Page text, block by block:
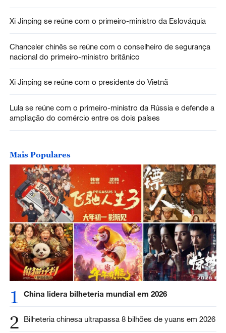
Xi Jinping se reúne com o primeiro-ministro da Eslováquia
Chanceler chinês se reúne com o conselheiro de segurança
nacional do primeiro-ministro britânico
Xi Jinping se reúne com o presidente do Vietnã
Lula se reúne com o primeiro-ministro da Rússia e defende a
ampliação do comércio entre os dois países
Mais Populares
1 China lidera bilheteria mundial em 2026
2 Bilheteria chinesa ultrapassa 8 bilhões de yuans em 2026